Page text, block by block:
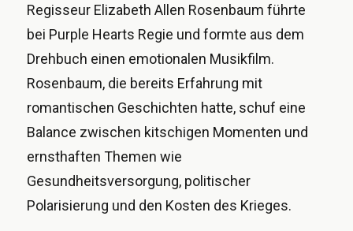
Regisseur Elizabeth Allen Rosenbaum führte
bei Purple Hearts Regie und formte aus dem
Drehbuch einen emotionalen Musikfilm.
Rosenbaum, die bereits Erfahrung mit
romantischen Geschichten hatte, schuf eine
Balance zwischen kitschigen Momenten und
ernsthaften Themen wie
Gesundheitsversorgung, politischer
Polarisierung und den Kosten des Krieges.